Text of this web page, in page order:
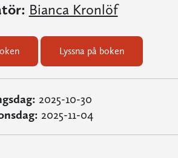
Bianca Kronlöf
Lyssna på boken
2025-10-30
2025-11-04